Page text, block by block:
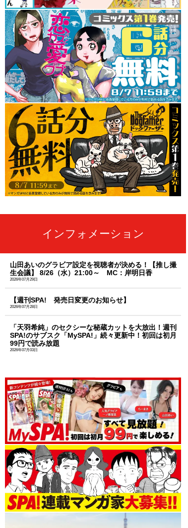
インフォメーション
山田あいのグラビア設定を視聴者が決める！【推し撮
生会議】 8/26（水）21:00～ MC：岸明日香
2026年07月29日
【週刊SPA! 発売日変更のお知らせ】
2026年07月28日
「天羽希純」のセクシーな秘蔵カットを大放出！週刊
SPA!のサブスク「MySPA!」続々更新中！初回は初月
99円で読み放題
2026年07月03日